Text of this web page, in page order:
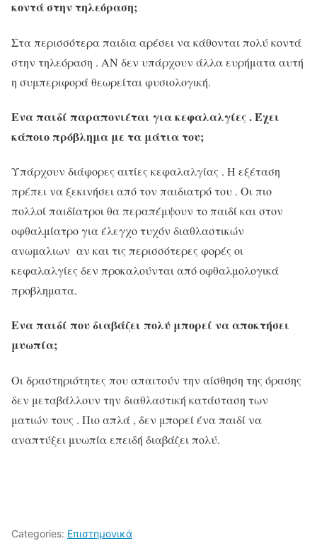
κοντά στην τηλεόραση;
Στα περισσότερα παιδια αρέσει να κάθονται πολύ κοντά
στην τηλεόραση . ΑΝ δεν υπάρχουν άλλα ευρήματα αυτή
η συμπεριφορά θεωρείται φυσιολογική.
Ενα παιδί παραπονιέται για κεφαλαλγίες . Έχει
κάποιο πρόβλημα με τα μάτια του;
Υπάρχουν διάφορες αιτίες κεφαλαλγίας . Η εξέταση
πρέπει να ξεκινήσει από τον παιδιατρό του . Οι πιο
πολλοί παιδίατροι θα περαπέμψουν το παιδί και στον
οφθαλμίατρο για έλεγχο τυχόν διαθλαστικών
ανωμαλιων αν και τις περισσότερες φορές οι
κεφαλαλγίες δεν προκαλούνται από οφθαλμολογικά
προβληματα.
Ενα παιδί που διαβάζει πολύ μπορεί να αποκτήσει
μυωπία;
Οι δραστηριότητες που απαιτούν την αίσθηση της όρασης
δεν μεταβάλλουν την διαθλαστική κατάσταση των
ματιών τους . Πιο απλά , δεν μπορεί ένα παιδί να
αναπτύξει μυωπία επειδή διαβάζει πολύ.
Categories: Επιστημονικά